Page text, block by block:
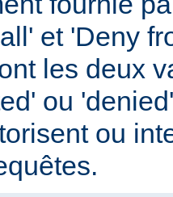
et 'Deny
les deux
ou
ou